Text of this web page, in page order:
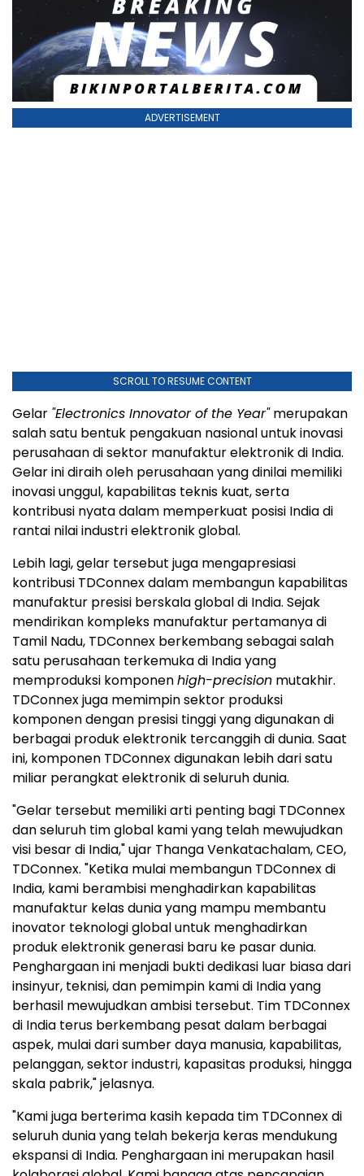
ADVERTISEMENT
SCROLL TO RESUME CONTENT
Gelar "Electronics Innovator of the Year"merupakan
salah satu bentuk pengakuan nasional untuk inovasi
perusahaan di sektor manufaktur elektronik di India.
Gelar ini diraih oleh perusahaan yang dinilai memiliki
inovasi unggul, kapabilitas teknis kuat, serta
kontribusi nyata dalam memperkuat posisi India di
rantai nilai industri elektronik global.
Lebih lagi, gelar tersebut juga mengapresiasi
kontribusi TDConnex dalam membangun kapabilitas
manufaktur presisi berskala global di India. Sejak
mendirikan kompleks manufaktur pertamanya di
Tamil Nadu, TDConnex berkembang sebagai salah
satu perusahaan terkemuka di India yang
memproduksi komponenhigh-precision mutakhir.
TDConnex juga memimpin sektor produksi
komponen dengan presisi tinggi yang digunakan di
berbagai produk elektronik tercanggih di dunia. Saat
ini, komponen TDConnex digunakan lebih dari satu
miliar perangkat elektronik di seluruh dunia.
"Gelar tersebut memiliki arti penting bagi TDConnex
dan seluruh tim global kami yang telah mewujudkan
visi besar di India," ujar Thanga Venkatachalam, CEO,
TDConnex. "Ketika mulai membangun TDConnex di
India, kami berambisi menghadirkan kapabilitas
manufaktur kelas dunia yang mampu membantu
inovator teknologi global untuk menghadirkan
produk elektronik generasi baru ke pasar dunia.
Penghargaan ini menjadi bukti dedikasi luar biasa dari
insinyur, teknisi, dan pemimpin kami di India yang
berhasil mewujudkan ambisi tersebut. Tim TDConnex
di India terus berkembang pesat dalam berbagai
aspek, mulai dari sumber daya manusia, kapabilitas,
pelanggan, sektor industri, kapasitas produksi, hingga
skala pabrik," jelasnya.
"Kami juga berterima kasih kepada tim TDConnex di
seluruh dunia yang telah bekerja keras mendukung
ekspansi di India. Penghargaan ini merupakan hasil